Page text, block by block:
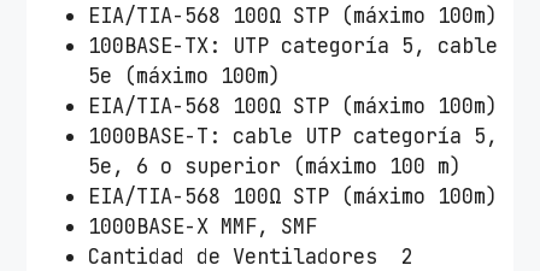
EIA/TIA-568 100Ω STP (máximo 100m)
100BASE-TX: UTP categoría 5, cable
5e (máximo 100m)
EIA/TIA-568 100Ω STP (máximo 100m)
1000BASE-T: cable UTP categoría 5,
5e, 6 o superior (máximo 100 m)
EIA/TIA-568 100Ω STP (máximo 100m)
1000BASE-X MMF, SMF
Cantidad de Ventiladores 2